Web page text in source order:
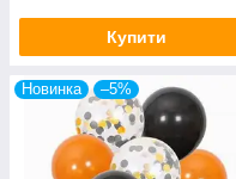
Купити
Новинка –5%